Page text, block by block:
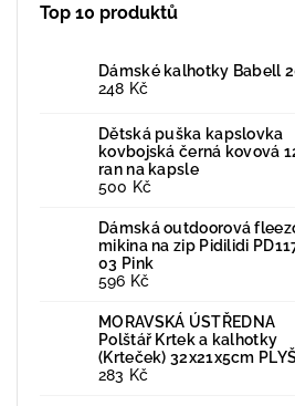
Top 10 produktů
Dámské kalhotky Babell
248 Kč
Dětská puška kapslovka
kovbojská černá kovová
ran na kapsle
500 Kč
Dámská outdoorová
mikina na zip Pidilidi
03 Pink
596 Kč
MORAVSKÁ ÚSTŘEDNA
Polštář Krtek a kalhotky
(Krteček) 32x21x5cm PLYŠ
283 Kč